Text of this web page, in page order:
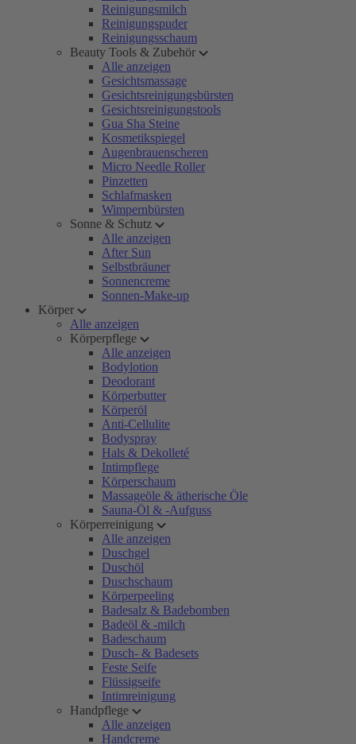
Reinigungsmilch
Reinigungspuder
Reinigungsschaum
Beauty Tools & Zubehör
Alle anzeigen
Gesichtsmassage
Gesichtsreinigungsbürsten
Gesichtsreinigungstools
Gua Sha Steine
Kosmetikspiegel
Augenbrauenscheren
Micro Needle Roller
Pinzetten
Schlafmasken
Wimpernbürsten
Sonne & Schutz
Alle anzeigen
After Sun
Selbstbräuner
Sonnencreme
Sonnen-Make-up
Körper
Alle anzeigen
Körperpflege
Alle anzeigen
Bodylotion
Deodorant
Körperbutter
Körperöl
Anti-Cellulite
Bodyspray
Hals & Dekolleté
Intimpflege
Körperschaum
Massageöle & ätherische Öle
Sauna-Öl & -Aufguss
Körperreinigung
Alle anzeigen
Duschgel
Duschöl
Duschschaum
Körperpeeling
Badesalz & Badebomben
Badeöl & -milch
Badeschaum
Dusch- & Badesets
Feste Seife
Flüssigseife
Intimreinigung
Handpflege
Alle anzeigen
Handcreme